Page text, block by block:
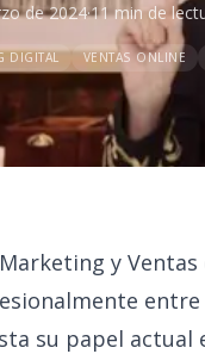
de 2024·11 min de
DIGITAL VENTAS ONLINE
y Ventas
entre
su papel